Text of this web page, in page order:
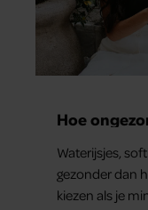
Hoe
Waterijsjes,
gezonder dan
kiezen als je